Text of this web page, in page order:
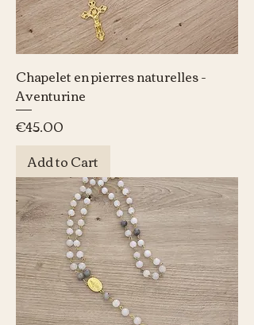
Chapelet en pierres naturelles -
Aventurine
Price
€45.00
Add to Cart